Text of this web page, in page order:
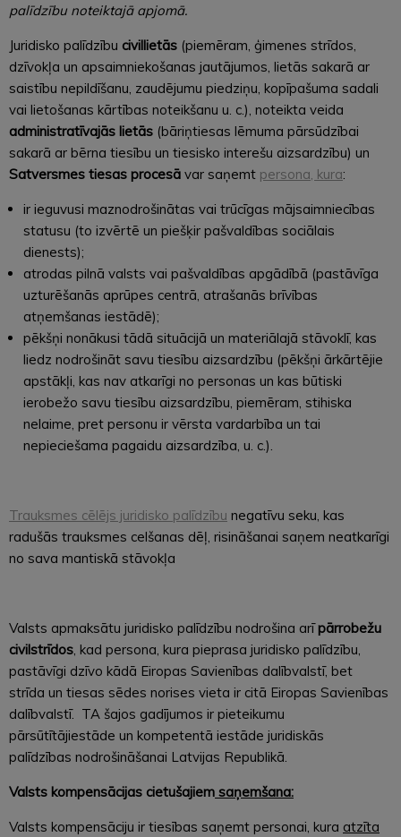
palīdzību noteiktajā apjomā.
Juridisko palīdzību civillietās (piemēram, ģimenes strīdos,
dzīvokļa un apsaimniekošanas jautājumos, lietās sakarā ar
saistību nepildīšanu, zaudējumu piedziņu, kopīpašuma sadali
vai lietošanas kārtības noteikšanu u. c.), noteikta veida
administratīvajās lietās (bāriņtiesas lēmuma pārsūdzībai
sakarā ar bērna tiesību un tiesisko interešu aizsardzību) un
Satversmes tiesas procesā var saņemt persona, kura:
ir ieguvusi maznodrošinātas vai trūcīgas mājsaimniecības
statusu (to izvērtē un piešķir pašvaldības sociālais
dienests);
atrodas pilnā valsts vai pašvaldības apgādībā (pastāvīga
uzturēšanās aprūpes centrā, atrašanās brīvības
atņemšanas iestādē);
pēkšņi nonākusi tādā situācijā un materiālajā stāvoklī, kas
liedz nodrošināt savu tiesību aizsardzību (pēkšņi ārkārtējie
apstākļi, kas nav atkarīgi no personas un kas būtiski
ierobežo savu tiesību aizsardzību, piemēram, stihiska
nelaime, pret personu ir vērsta vardarbība un tai
nepieciešama pagaidu aizsardzība, u. c.).
Trauksmes cēlējs juridisko palīdzību negatīvu seku, kas
radušās trauksmes celšanas dēļ, risināšanai saņem neatkarīgi
no sava mantiskā stāvokļa
Valsts apmaksātu juridisko palīdzību nodrošina arīpārrobežu
civilstrīdos , kad persona, kura pieprasa juridisko palīdzību,
pastāvīgi dzīvo kādā Eiropas Savienības dalībvalstī, bet
strīda un tiesas sēdes norises vieta ir citā Eiropas Savienības
dalībvalstī. TA šajos gadījumos ir pieteikumu
pārsūtītājiestāde un kompetentā iestāde juridiskās
palīdzības nodrošināšanai Latvijas Republikā.
Valsts kompensācijas cietušajiem saņemšana:
Valsts kompensāciju ir tiesības saņemt personai, kura atzīta